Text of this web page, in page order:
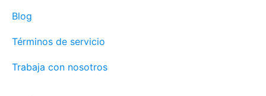
Blog
Términos de servicio
Trabaja con nosotros